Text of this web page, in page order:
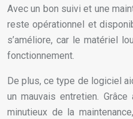
Avec un bon suivi et une
reste opérationnel et
s’améliore, car le matériel
fonctionnement.
De plus, ce type de logiciel
un mauvais entretien.
minutieux de la